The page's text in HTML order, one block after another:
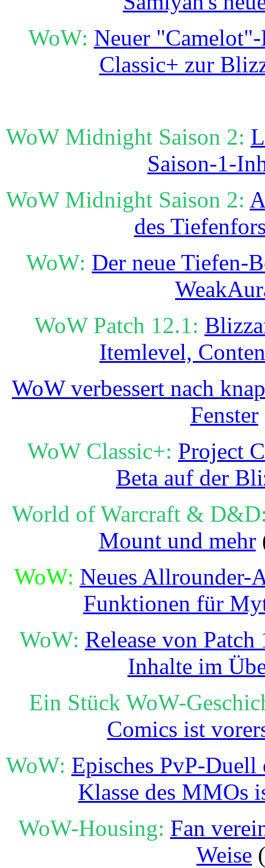
WoW: Neuer
Classic+ zur
WoW Midnight Saison 2:
Saison-1-
WoW Midnight Saison 2:
des
WoW: Der neue Tiefen-
WoW Patch 12.1:
Itemlevel,
WoW verbessert nach
Fenster
WoW Classic+: Project
Beta auf der
World of Warcraft &
Mount und mehr
WoW: Neues Allrounder-
Funktionen für
WoW: Release von
Inhalte im
Ein Stück WoW-
Comics ist
WoW: Episches PvP-Duell
Klasse des MMOs
WoW-Housing: Fan
Weise